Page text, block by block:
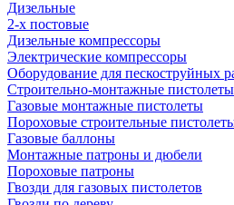
Дизельные
2-х постовые
Дизельные компрессоры
Электрические компрессоры
Оборудование для пескоструйных
Строительно-монтажные пистолеты
Газовые монтажные пистолеты
Пороховые строительные
Газовые баллоны
Монтажные патроны и дюбели
Пороховые патроны
Гвозди для газовых пистолетов